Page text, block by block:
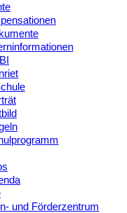
und Förderzentrum